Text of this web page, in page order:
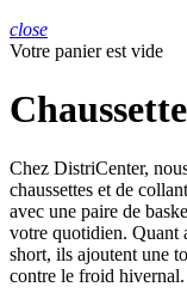
close
Votre panier est vide
Chez DistriCenter,
chaussettes et de
avec une paire de
votre quotidien. Quant
short, ils ajoutent une
contre le froid hivernal.